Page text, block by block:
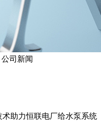
公司新闻
助力恒联电厂给水泵系统